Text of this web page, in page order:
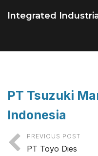
Integrated
PT Tsuzuki
Indonesia
PREVIOUS POST
PT Toyo Dies